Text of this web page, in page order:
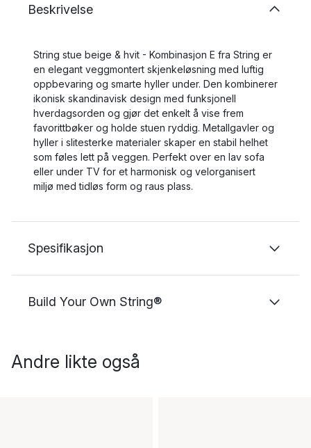
Beskrivelse
String stue beige & hvit - Kombinasjon E fra String er
en elegant veggmontert skjenkeløsning med luftig
oppbevaring og smarte hyller under. Den kombinerer
ikonisk skandinavisk design med funksjonell
hverdagsorden og gjør det enkelt å vise frem
favorittbøker og holde stuen ryddig. Metallgavler og
hyller i slitesterke materialer skaper en stabil helhet
som føles lett på veggen. Perfekt over en lav sofa
eller under TV for et harmonisk og velorganisert
miljø med tidløs form og raus plass.
Spesifikasjon
Build Your Own String®
Andre likte også